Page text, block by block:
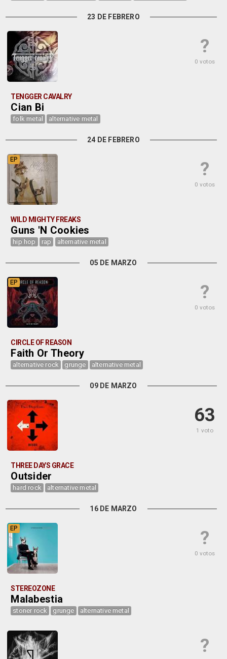
23 DE FEBRERO
?
0 votos
TENGGER CAVALRY
Cian Bi
folk metal alternative metal
24 DE FEBRERO
?
0 votos
EP
WILD MIGHTY FREAKS
Guns 'N Cookies
hip hop rap alternative metal
05 DE MARZO
?
0 votos
EP
CIRCLE OF REASON
Faith Or Theory
alternative rock grunge alternative metal
09 DE MARZO
63
1 voto
THREE DAYS GRACE
Outsider
hard rock alternative metal
16 DE MARZO
?
0 votos
EP
STEREOZONE
Malabestia
stoner rock grunge alternative metal
?